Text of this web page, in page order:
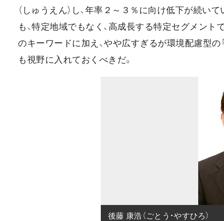
（しゅうえん）し、年率２～３％に向け低下が続い
も、特定地域でもなく、高成長する特定セグメントで
のキーワードに加え、やや広すぎるが環境配慮型の
も視野に入れておくべきだ。
後藤 康浩（ごとう・やすひろ）